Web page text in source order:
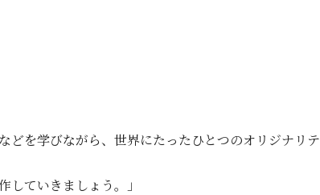
どを学びながら、世界にたったひとつのオリジナリテ
ていきましょう。」